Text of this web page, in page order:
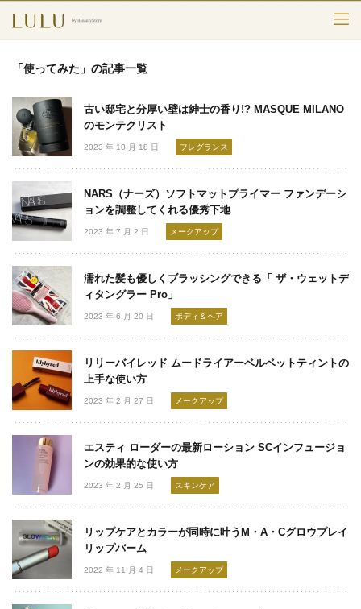
スキンケア
メークアップ
エイジングケア
フレグランス
ボディ＆ヘア
ライフスタイル
検索
「使ってみた」の記事一覧
古い邸宅と分厚い壁は紳士の香り!? MASQUE MILANO
のモンテクリスト
2023 年 10 月 18 日 フレグランス
NARS（ナーズ）ソフトマットプライマー ファンデーシ
ョンを調整してくれる優秀下地
2023 年 7 月 2 日 メークアップ
濡れた髪も優しくブラッシングできる「 ザ・ウェットデ
ィタングラー Pro」
2023 年 6 月 20 日 ボディ＆ヘア
リリーバイレッド ムードライアーベルベットティントの
上手な使い方
2023 年 2 月 27 日 メークアップ
エスティ ローダーの最新ローション SCインフュージョ
ンの効果的な使い方
2023 年 2 月 25 日 スキンケア
リップケアとカラーが同時に叶うM・A・Cグロウプレイ
リップバーム
2022 年 11 月 4 日 メークアップ